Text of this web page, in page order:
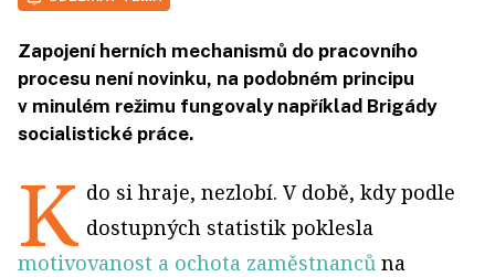
Zapojení herních mechanismů do pracovního
procesu není novinku, na podobném principu
v minulém režimu fungovaly například Brigády
socialistické práce.
K do si hraje, nezlobí. V době, kdy podle
dostupných statistik poklesla
motivovanost a ochota zaměstnanců na